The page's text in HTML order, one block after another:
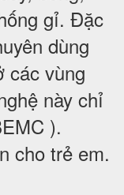
gỉ. Đặc
dùng
các vùng
này chỉ
).
cho trẻ em.